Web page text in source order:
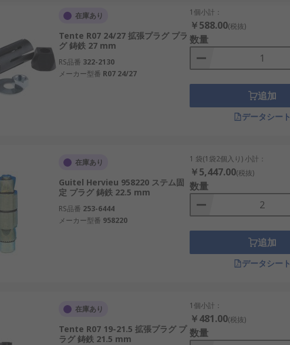
在庫あり
Tente R07 24/27 拡張プラグ プラ
グ 鋳鉄 27 mm
RS品番 322-2130
メーカー型番 R07 24/27
1個小計：
￥588.00(税抜)
数量
追加
データシート
在庫あり
Guitel Hervieu 958220 ステム固
定 プラグ 鋳鉄 22.5 mm
RS品番 253-6444
メーカー型番 958220
1 袋(1袋2個入り) 小計：
￥5,447.00(税抜)
数量
追加
データシート
在庫あり
Tente R07 19-21.5 拡張プラグ プ
ラグ 鋳鉄 21.5 mm
1個小計：
￥481.00(税抜)
数量